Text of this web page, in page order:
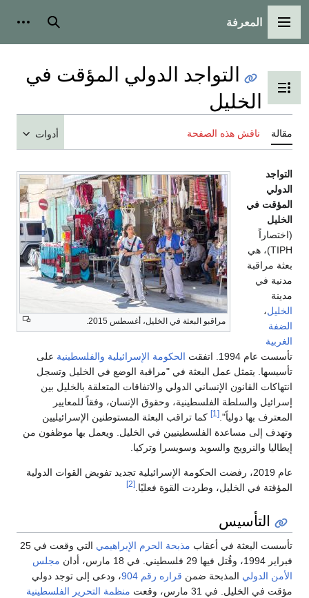
القائمة الرئيسية
المعرفة بحث
تبديل عرض جدول المحتويات
التواجد الدولي المؤقت في
الخليل
مقالة ناقش هذه الصفحة أدوات
مراقبو البعثة في الخليل، أغسطس 2015.
التواجد
الدولي
المؤقت في
الخليل
(اختصاراً
TIPH)، هي
بعثة مراقبة
مدنية في
مدينة
الخليل،
الضفة
الغربية
تأسست عام 1994. اتفقت
الحكومة الإسرائيلية والفلسطينية على
تأسيسها. يتمثل عمل البعثة في "مراقبة الوضع في الخليل وتسجل
انتهاكات القانون الإنساني الدولي والاتفاقات المتعلقة بالخليل بين
إسرائيل والسلطة الفلسطينية، وحقوق الإنسان، وفقاً للمعايير
المعترف بها دولياً". [1]
كما تراقب البعثة المستوطنين الإسرائيليين
وتهدف إلى مساعدة الفلسطينيين في الخليل. ويعمل بها موظفون من
إيطاليا والنرويج والسويد وسويسرا وتركيا.
عام 2019، رفضت الحكومة الإسرائيلية تجديد تفويض القوات الدولية
المؤقتة في الخليل، وطردت القوة فعليًا. [2]
التأسيس
تأسست البعثة في أعقاب مذبحة الحرم الإبراهيمي
التي وقعت في 25
فبراير 1994، وقُتل فيها 29 فلسطيني. في 18 مارس، أدان
مجلس
الأمن الدولي المذبحة ضمن قراره رقم 904
، ودعى إلى توجد دولي
مؤقت في الخليل. في 31 مارس، وقعت
منظمة التحرير الفلسطينية